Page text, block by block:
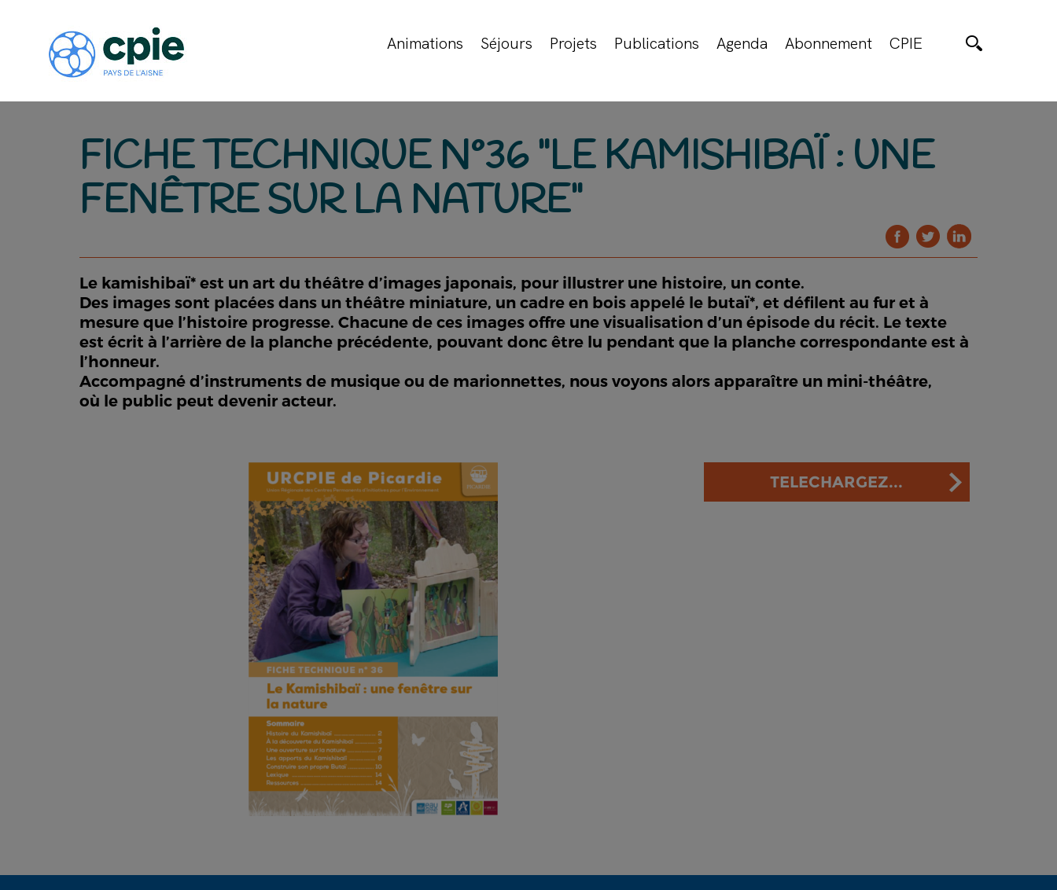
Animations Séjours Projets Publications Agenda Abonnement CPIE
FICHE TECHNIQUE N°36 "LE KAMISHIBAÏ : UNE
FENÊTRE SUR LA NATURE"
Le kamishibaï* est un art du théâtre d’images japonais, pour illustrer une histoire, un conte.
Des images sont placées dans un théâtre miniature, un cadre en bois appelé le butaï*, et défilent au fur et à
mesure que l’histoire progresse. Chacune de ces images offre une visualisation d’un épisode du récit. Le texte
est écrit à l’arrière de la planche précédente, pouvant donc être lu pendant que la planche correspondante est à
l’honneur.
Accompagné d’instruments de musique ou de marionnettes, nous voyons alors apparaître un mini-théâtre,
où le public peut devenir acteur.
TELECHARGEZ...